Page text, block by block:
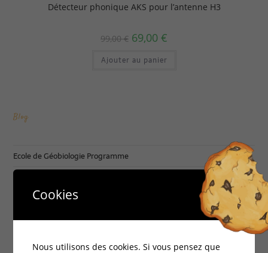
Détecteur phonique AKS pour l’antenne H3
99,00€ 69,00 €
Ajouter au panier
Blog
Ecole de Géobiologie Programme
La crèche de Noël ou tout est cosmique
Géobiologie Scientifique et Quantique
Le dodécaèdre romain bouleté de francis noyon
Cookies
Nous utilisons des cookies. Si vous pensez que